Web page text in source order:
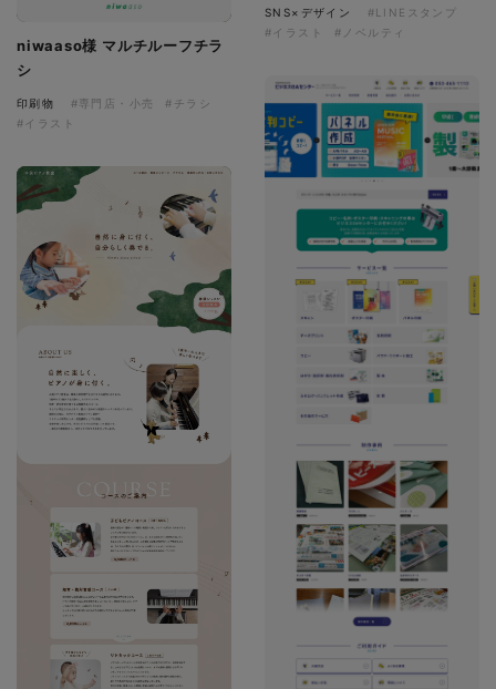
niwaaso様 マルチルーフチラ
シ
印刷物 #専門店・小売
#チラシ
#イラスト
SNS×デザイン
#LINEスタンプ
#イラスト
#ノベルティ